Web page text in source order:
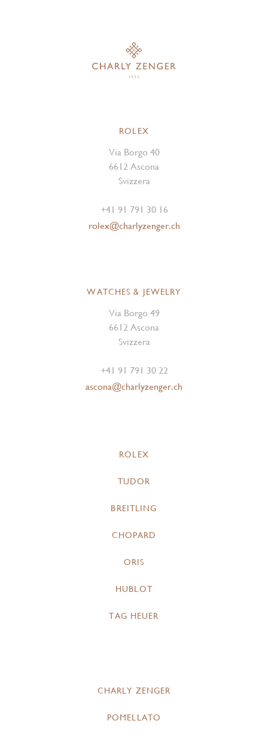
ROLEX
Via Borgo 40
6612 Ascona
Svizzera
+41 91 791 30 16
rolex@charlyzenger.ch
WATCHES & JEWELRY
Via Borgo 49
6612 Ascona
Svizzera
+41 91 791 30 22
ascona@charlyzenger.ch
ROLEX
TUDOR
BREITLING
CHOPARD
ORIS
HUBLOT
TAG HEUER
CHARLY ZENGER
POMELLATO